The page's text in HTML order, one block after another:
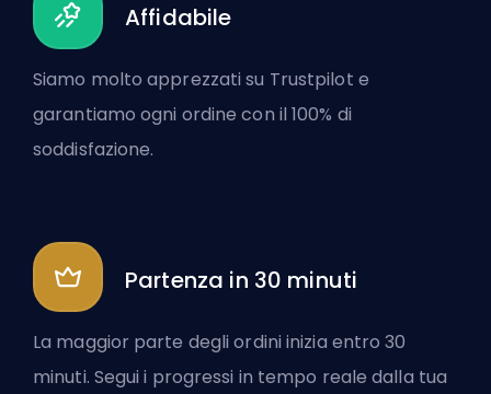
Affidabile
Siamo molto apprezzati su Trustpilot e
garantiamo ogni ordine con il 100% di
soddisfazione.
Partenza in 30 minuti
La maggior parte degli ordini inizia entro 30
minuti. Segui i progressi in tempo reale dalla tua